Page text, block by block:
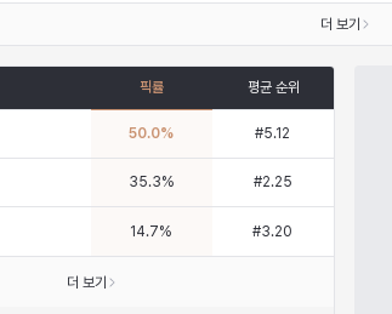
더 보기
픽률 평균 순위
50.0% #5.12
35.3% #2.25
14.7% #3.20
더 보기